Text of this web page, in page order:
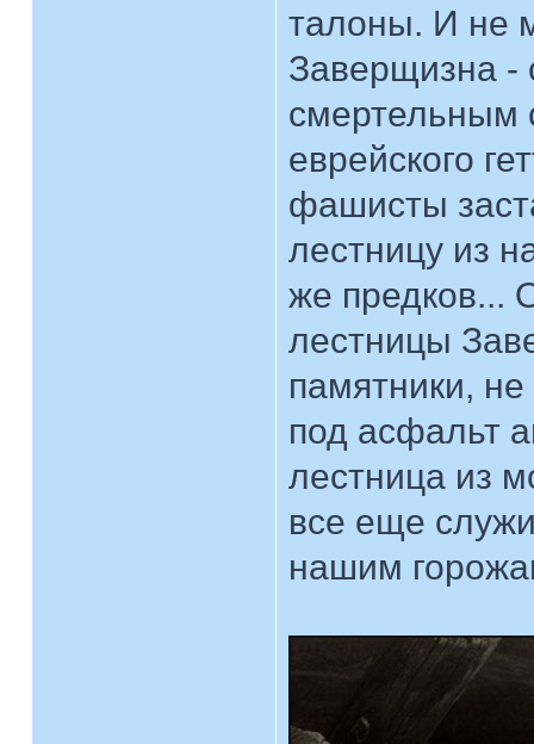
талоны. И не
Заверщизна -
смертельным
еврейского
фашисты
лестницу из
же предков...
лестницы
памятники,
под асфальт
лестница из
все еще
нашим